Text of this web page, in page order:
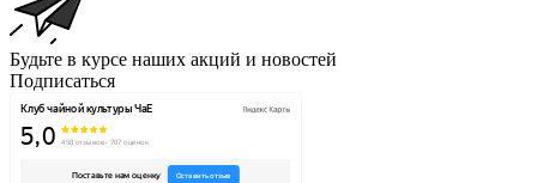
Будьте в курсе наших акций и новостей
Подписаться